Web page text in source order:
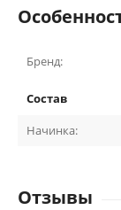
Бренд:
Состав
Начинка:
Отзывы